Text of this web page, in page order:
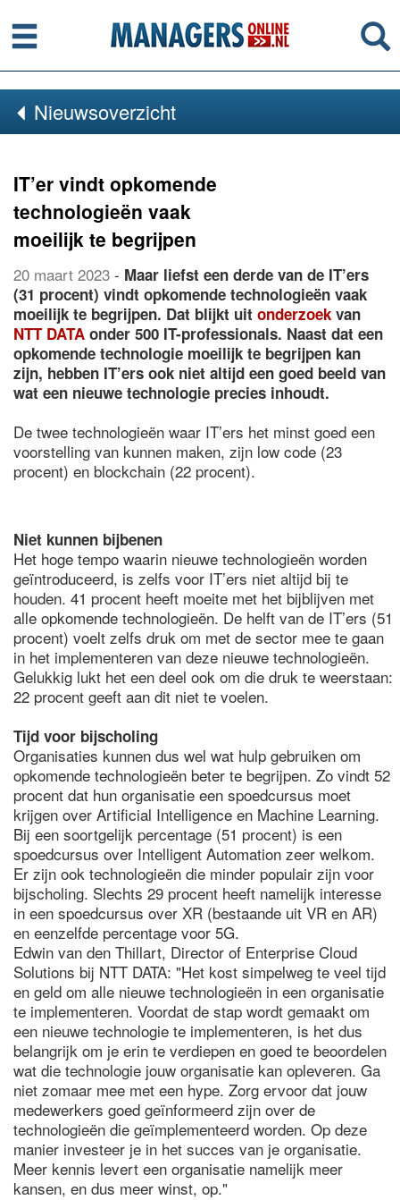
Menu
Nieuwsoverzicht
IT’er vindt opkomende
technologieën vaak
moeilijk te begrijpen
20 maart 2023 - Maar liefst een derde van de IT’ers
(31 procent) vindt opkomende technologieën vaak
moeilijk te begrijpen. Dat blijkt uit onderzoek van
NTT DATA onder 500 IT-professionals. Naast dat een
opkomende technologie moeilijk te begrijpen kan
zijn, hebben IT’ers ook niet altijd een goed beeld van
wat een nieuwe technologie precies inhoudt.
De twee technologieën waar IT’ers het minst goed een
voorstelling van kunnen maken, zijn low code (23
procent) en blockchain (22 procent).
Niet kunnen bijbenen
Het hoge tempo waarin nieuwe technologieën worden
geïntroduceerd, is zelfs voor IT’ers niet altijd bij te
houden. 41 procent heeft moeite met het bijblijven met
alle opkomende technologieën. De helft van de IT’ers (51
procent) voelt zelfs druk om met de sector mee te gaan
in het implementeren van deze nieuwe technologieën.
Gelukkig lukt het een deel ook om die druk te weerstaan:
22 procent geeft aan dit niet te voelen.
Tijd voor bijscholing
Organisaties kunnen dus wel wat hulp gebruiken om
opkomende technologieën beter te begrijpen. Zo vindt 52
procent dat hun organisatie een spoedcursus moet
krijgen over Artificial Intelligence en Machine Learning.
Bij een soortgelijk percentage (51 procent) is een
spoedcursus over Intelligent Automation zeer welkom.
Er zijn ook technologieën die minder populair zijn voor
bijscholing. Slechts 29 procent heeft namelijk interesse
in een spoedcursus over XR (bestaande uit VR en AR)
en eenzelfde percentage voor 5G.
Edwin van den Thillart, Director of Enterprise Cloud
Solutions bij NTT DATA: "Het kost simpelweg te veel tijd
en geld om alle nieuwe technologieën in een organisatie
te implementeren. Voordat de stap wordt gemaakt om
een nieuwe technologie te implementeren, is het dus
belangrijk om je erin te verdiepen en goed te beoordelen
wat die technologie jouw organisatie kan opleveren. Ga
niet zomaar mee met een hype. Zorg ervoor dat jouw
medewerkers goed geïnformeerd zijn over de
technologieën die geïmplementeerd worden. Op deze
manier investeer je in het succes van je organisatie.
Meer kennis levert een organisatie namelijk meer
kansen, en dus meer winst, op."